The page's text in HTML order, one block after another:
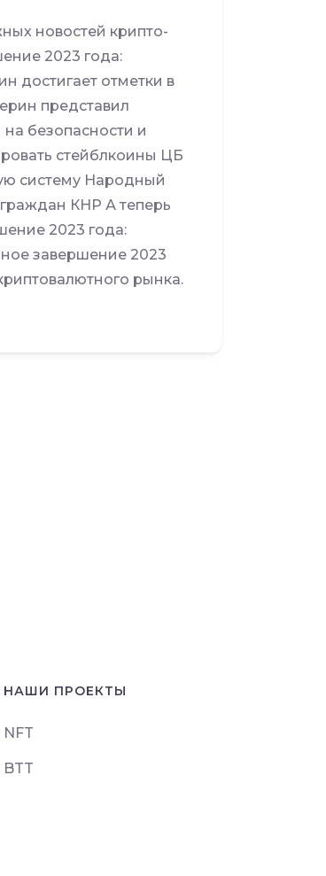
новостей крипто-
2023 года:
достигает отметки в
представил
безопасности и
стейблкоины ЦБ
систему Народный
КНР А теперь
2023 года:
завершение 2023
рынка.
НАШИ ПРОЕКТЫ
NFT
BTT